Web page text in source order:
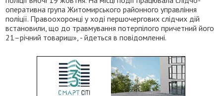
оперативна група Житомирського районного управління
поліції. Правоохоронці у ході першочергових слідчих дій
встановили, що до травмування потерпілого причетний його
21–річний товариш», - йдеться в повідомленні.